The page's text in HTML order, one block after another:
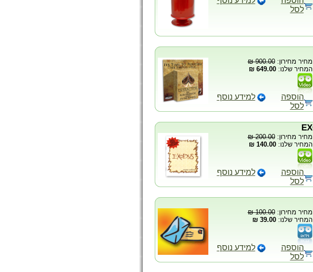
לסל
מחיר מחירון:900.00 ₪
המחיר שלנו:649.00 ₪
הוספה
לסל
למידע נוסף
מחיר מחירון:200.00 ₪
המחיר שלנו:140.00 ₪
הוספה
לסל
למידע נוסף
מחיר מחירון:100.00 ₪
המחיר שלנו:39.00 ₪
הוספה
לסל
למידע נוסף